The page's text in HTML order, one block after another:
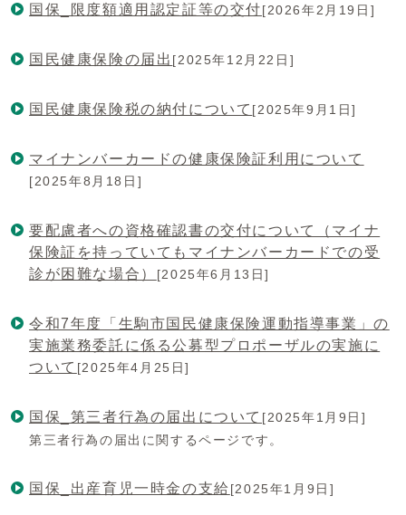
国保_限度額適用認定証等の交付[2026年2月19日]
国民健康保険の届出 [2025年12月22日]
国民健康保険税の納付について [2025年9月1日]
マイナンバーカードの健康保険証利用について
[2025年8月18日]
要配慮者への資格確認書の交付について（マイナ
保険証を持っていてもマイナンバーカードでの受
診が困難な場合）
[2025年6月13日]
令和7年度「生駒市国民健康保険運動指導事業」の
実施業務委託に係る公募型プロポーザルの実施に
ついて [2025年4月25日]
国保_第三者行為の届出について [2025年1月9日]
第三者行為の届出に関するページです。
国保_出産育児一時金の支給 [2025年1月9日]